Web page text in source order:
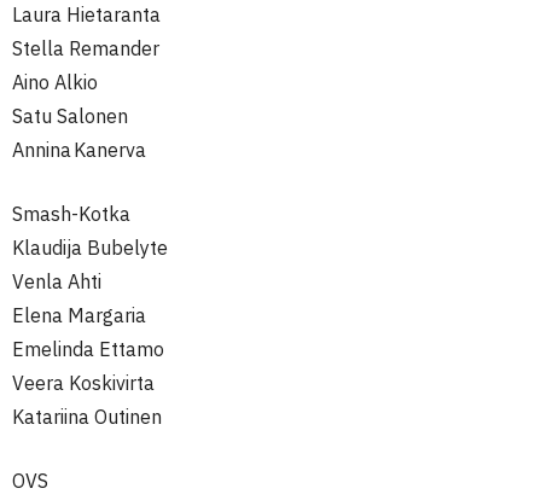
Laura Hietaranta
Stella Remander
Aino Alkio
Satu Salonen
Annina Kanerva
Smash-Kotka
Klaudija Bubelyte
Venla Ahti
Elena Margaria
Emelinda Ettamo
Veera Koskivirta
Katariina Outinen
OVS